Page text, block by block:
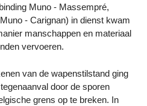
Muno - Massempré,
- Carignan) in dienst kwam
manschappen en materiaal
vervoeren.
van de wapenstilstand ging
door de sporen
grens op te breken. In